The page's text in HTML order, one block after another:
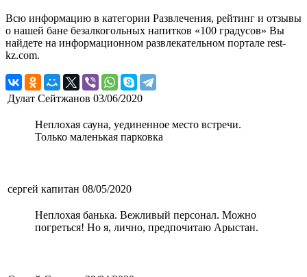
Всю информацию в категории Развлечения, рейтинг и отзывы
о нашей бане безалкогольных напитков «100 градусов» Вы
найдете на информационном развлекательном портале rest-
kz.com.
Дулат Сейтжанов 03/06/2020
Неплохая сауна, уединенное место встречи.
Только маленькая парковка
сергей капитан 08/05/2020
Неплохая банька. Вежливый персонал. Можно
погреться! Но я, лично, предпочитаю Арыстан.